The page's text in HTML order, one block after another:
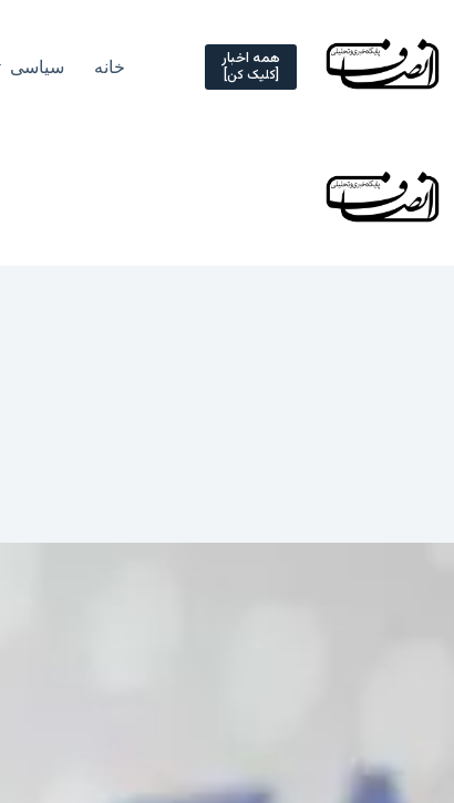
content
همه اخبار
[کلیک کن] خانه سیاسی